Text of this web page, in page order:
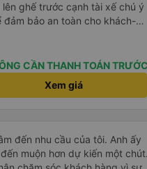
ghế trước cạnh tài xế chú ý
bảo an toàn cho khách-
nhật dạng ô lưới, cửa
Tng kịp 20h, để khách nối
đãng.
CẦN THANH TOÁN TRƯỚC
Xem giá
đến nhu cầu của tôi. Anh ấy
muộn hơn dự kiến ​​một chút.